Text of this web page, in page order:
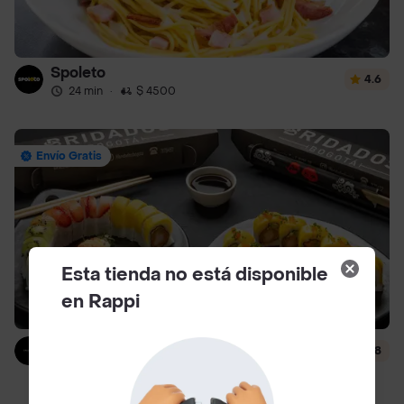
Spoleto
24 min · $ 4500
4.6
Envío Gratis
$ 6000
4.8
Esta tienda no está disponible
en Rappi